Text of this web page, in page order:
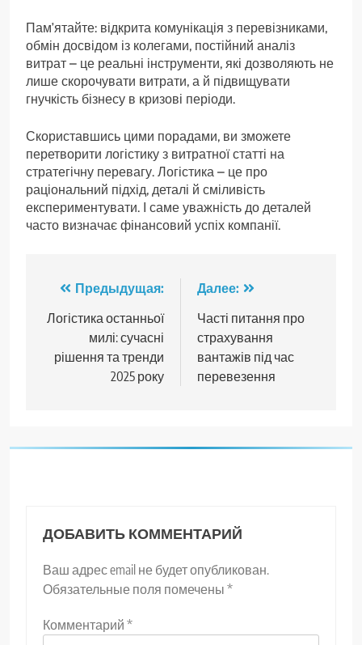
Пам’ятайте: відкрита комунікація з перевізниками,
обмін досвідом із колегами, постійний аналіз
витрат – це реальні інструменти, які дозволяють не
лише скорочувати витрати, а й підвищувати
гнучкість бізнесу в кризові періоди.
Скориставшись цими порадами, ви зможете
перетворити логістику з витратної статті на
стратегічну перевагу. Логістика – це про
раціональний підхід, деталі й сміливість
експериментувати. І саме уважність до деталей
часто визначає фінансовий успіх компанії.
Навигация
по
записям
Предыдущая:
Логістика останньої
милі: сучасні
рішення та тренди
2025 року
Далее:
Часті питання про
страхування
вантажів під час
перевезення
ДОБАВИТЬ КОММЕНТАРИЙ
Ваш адрес email не будет опубликован.
Обязательные поля помечены *
Комментарий *